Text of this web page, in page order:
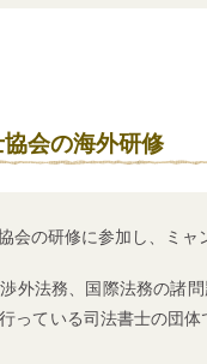
会の海外研修
会の研修に参加し、ミ
外法務、国際法務の諸
っている司法書士の団